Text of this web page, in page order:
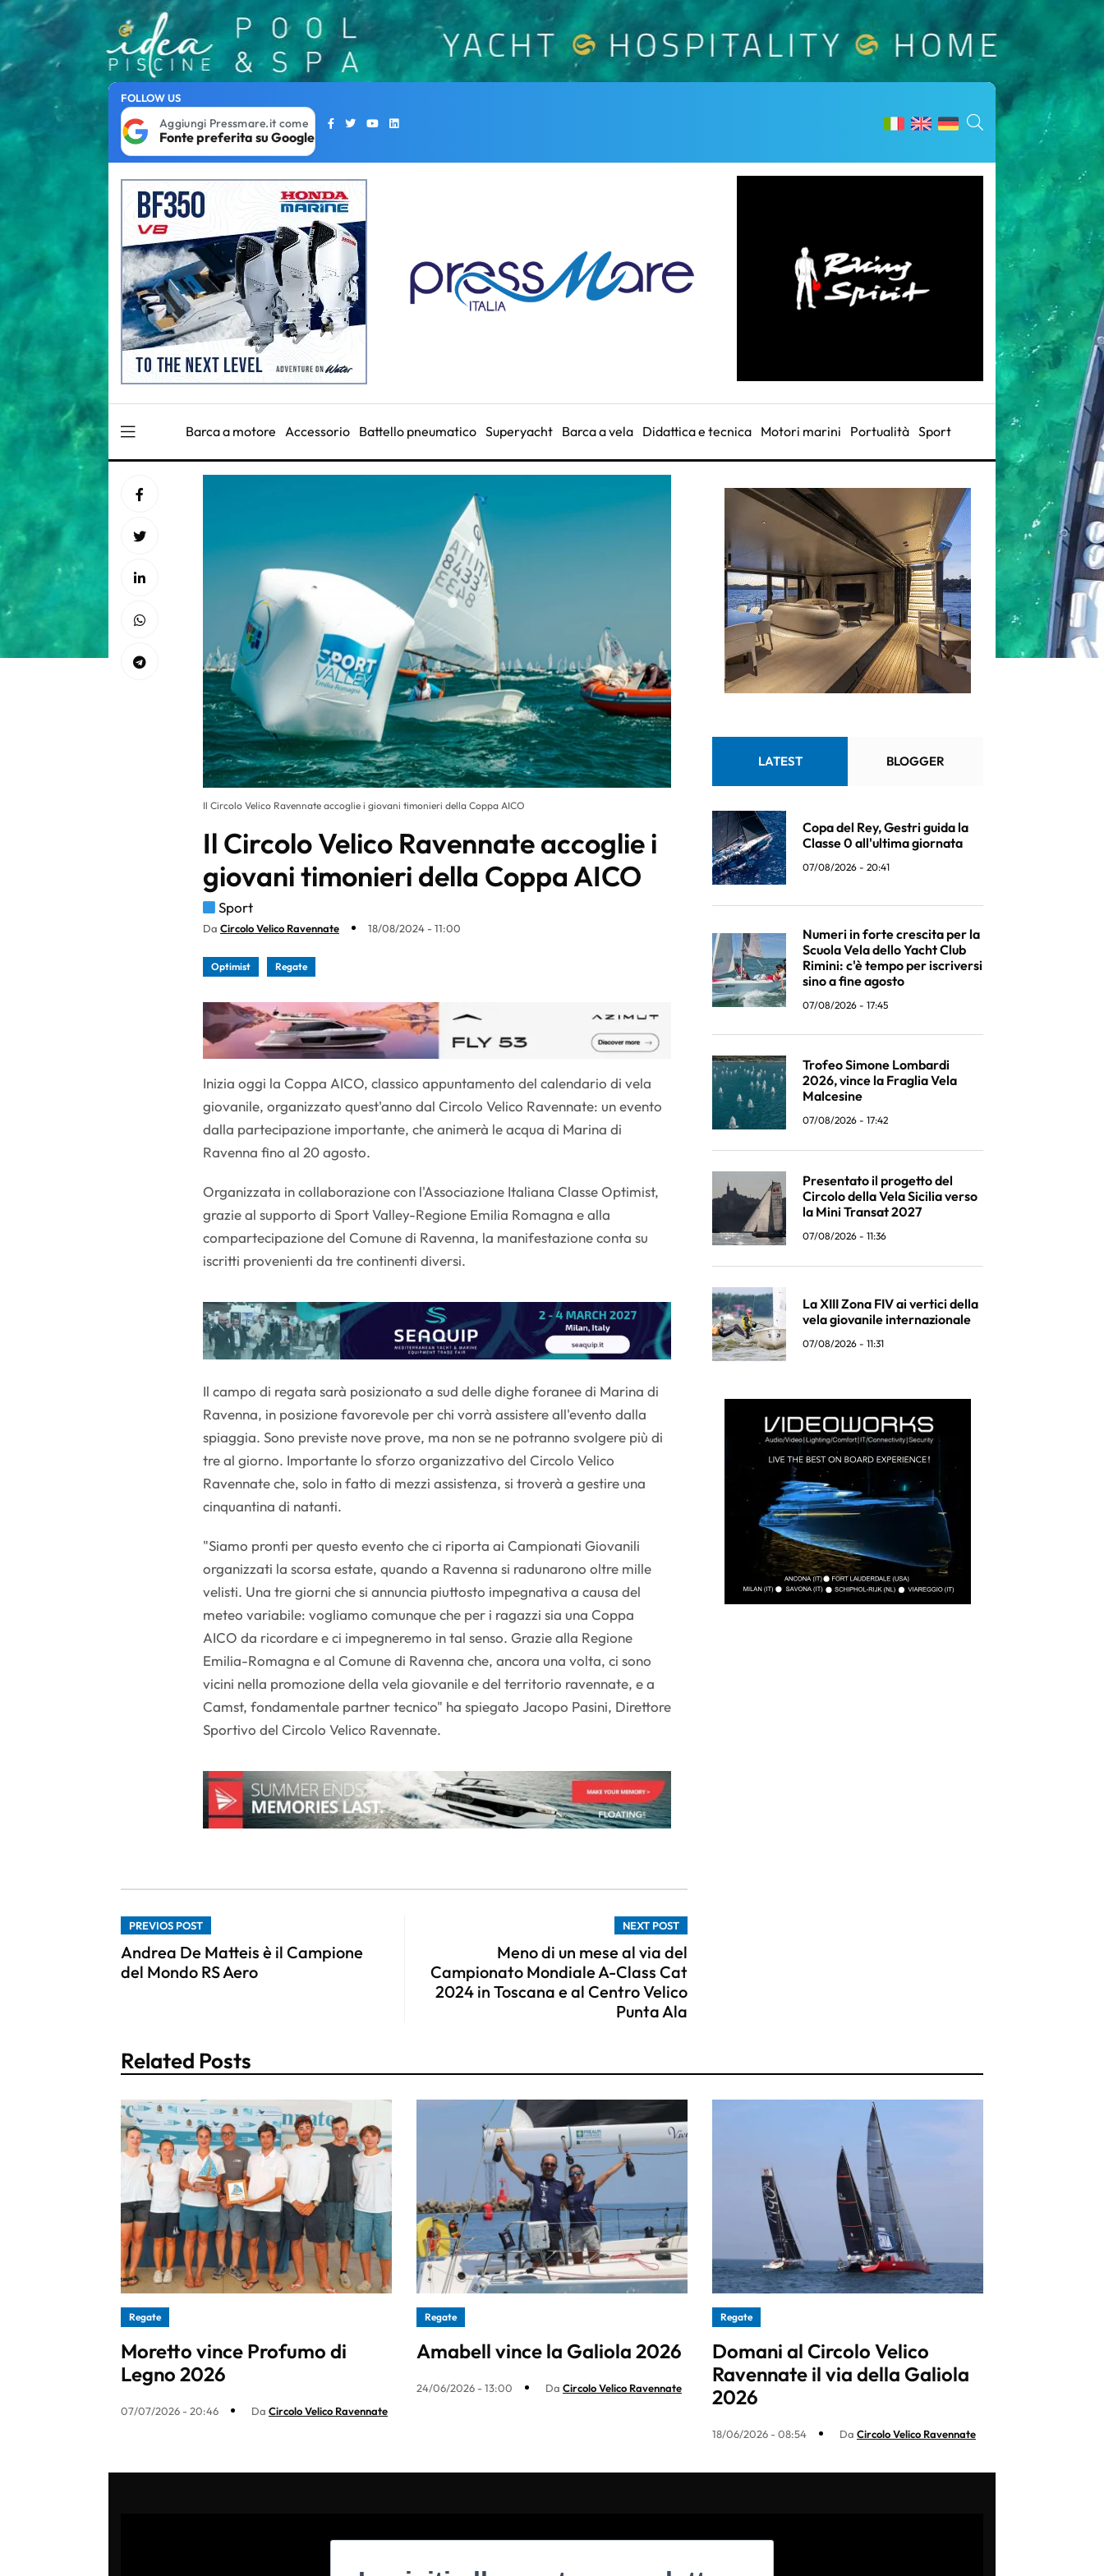
FOLLOW US
Aggiungi Pressmare.it come
Fonte preferita su Google
Barca a motore Accessorio Battello pneumatico Superyacht Barca a vela Didattica e tecnica Motori marini Portualità Sport
Il Circolo Velico Ravennate accoglie i giovani timonieri della Coppa AICO
Il Circolo Velico Ravennate accoglie i
giovani timonieri della Coppa AICO
Sport
Da Circolo Velico Ravennate 18/08/2024 - 11:00
Optimist Regate
Inizia oggi la Coppa AICO, classico appuntamento del calendario di vela
giovanile, organizzato quest'anno dal Circolo Velico Ravennate: un evento
dalla partecipazione importante, che animerà le acqua di Marina di
Ravenna fino al 20 agosto.
Organizzata in collaborazione con l'Associazione Italiana Classe Optimist,
grazie al supporto di Sport Valley-Regione Emilia Romagna e alla
compartecipazione del Comune di Ravenna, la manifestazione conta su
iscritti provenienti da tre continenti diversi.
Il campo di regata sarà posizionato a sud delle dighe foranee di Marina di
Ravenna, in posizione favorevole per chi vorrà assistere all'evento dalla
spiaggia. Sono previste nove prove, ma non se ne potranno svolgere più di
tre al giorno. Importante lo sforzo organizzativo del Circolo Velico
Ravennate che, solo in fatto di mezzi assistenza, si troverà a gestire una
cinquantina di natanti.
"Siamo pronti per questo evento che ci riporta ai Campionati Giovanili
organizzati la scorsa estate, quando a Ravenna si radunarono oltre mille
velisti. Una tre giorni che si annuncia piuttosto impegnativa a causa del
meteo variabile: vogliamo comunque che per i ragazzi sia una Coppa
AICO da ricordare e ci impegneremo in tal senso. Grazie alla Regione
Emilia-Romagna e al Comune di Ravenna che, ancora una volta, ci sono
vicini nella promozione della vela giovanile e del territorio ravennate, e a
Camst, fondamentale partner tecnico" ha spiegato Jacopo Pasini, Direttore
Sportivo del Circolo Velico Ravennate.
PREVIOS POST
Andrea De Matteis è il Campione
del Mondo RS Aero
NEXT POST
Meno di un mese al via del
Campionato Mondiale A-Class Cat
2024 in Toscana e al Centro Velico
Punta Ala
LATEST BLOGGER
Copa del Rey, Gestri guida la
Classe 0 all'ultima giornata
07/08/2026 - 20:41
Numeri in forte crescita per la
Scuola Vela dello Yacht Club
Rimini: c'è tempo per iscriversi
sino a fine agosto
07/08/2026 - 17:45
Trofeo Simone Lombardi
2026, vince la Fraglia Vela
Malcesine
07/08/2026 - 17:42
Presentato il progetto del
Circolo della Vela Sicilia verso
la Mini Transat 2027
07/08/2026 - 11:36
La XIII Zona FIV ai vertici della
vela giovanile internazionale
07/08/2026 - 11:31
Related Posts
Regate
Moretto vince Profumo di
Legno 2026
07/07/2026 - 20:46 Da Circolo Velico Ravennate
Regate
Amabell vince la Galiola 2026
24/06/2026 - 13:00 Da Circolo Velico Ravennate
Regate
Domani al Circolo Velico
Ravennate il via della Galiola
2026
18/06/2026 - 08:54 Da Circolo Velico Ravennate